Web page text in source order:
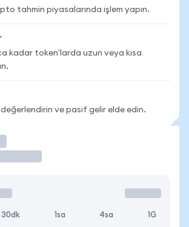
tahmin piyasalarında işlem yapın.
kadar token'larda uzun veya kısa
ve pasif gelir elde edin.
30dk 1sa 4sa 1G